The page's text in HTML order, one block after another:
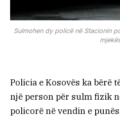
Sulmohen dy policë në Stacionin
Policia e Kosovës ka bërë
një person për sulm fizik
policorë në vendin e